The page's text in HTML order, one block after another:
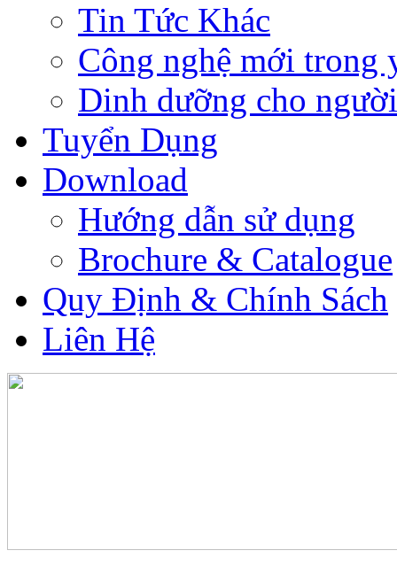
Tin Tức Khác
Công nghệ mới trong
Dinh dưỡng cho
Tuyển Dụng
Download
Hướng dẫn sử dụng
Brochure & Catalogue
Quy Định & Chính Sách
Liên Hệ